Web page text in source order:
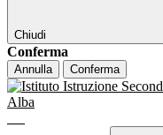
Chiudi
Conferma
Annulla Conferma